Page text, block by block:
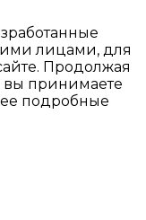
лицами, для
Продолжая
вы принимаете
подробные